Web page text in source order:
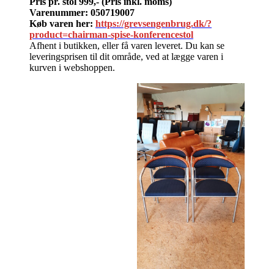
Varenummer: 050719007
Køb varen her: https://grevsengenbrug.dk/?
product=chairman-spise-konferencestol
Afhent i butikken, eller få varen leveret. Du kan se
leveringsprisen til dit område, ved at lægge varen i
kurven i webshoppen.